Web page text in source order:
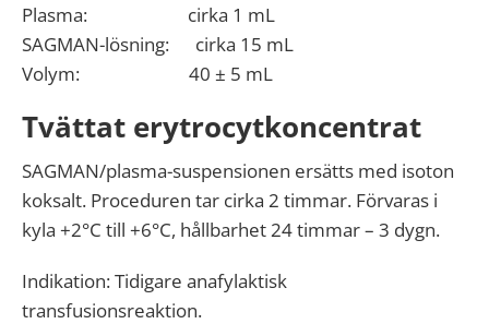
Plasma: cirka 1 mL
SAGMAN-lösning: cirka 15 mL
Volym: 40 ± 5 mL
Tvättat erytrocytkoncentrat
SAGMAN/plasma-suspensionen ersätts med isoton
koksalt. Proceduren tar cirka 2 timmar. Förvaras i
kyla +2°C till +6°C, hållbarhet 24 timmar – 3 dygn.
Indikation: Tidigare anafylaktisk
transfusionsreaktion.